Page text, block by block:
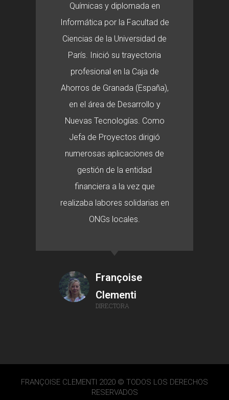
Químicas y diplomada en
Informática por la Facultad de
Ciencias de la Universidad de
París. Inició su trayectoria
profesional en la Caja de
Ahorros de Granada (España),
en el área de Desarrollo y
Nuevas Tecnologías. Como
Jefa de Proyectos dirigió
numerosas aplicaciones de
gestión de la entidad
financiera a la vez que
realizaba labores solidarias en
ONGs locales.
Françoise
Clementi
DIRECTORA
FRANÇOISE CLEMENTI 2020 © TODOS LOS DERECHOS
RESERVADOS